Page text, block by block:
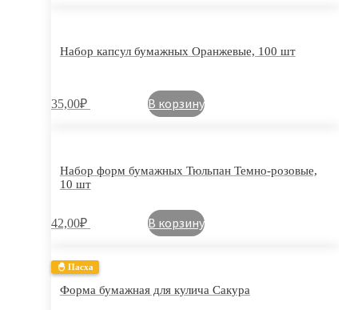
Набор капсул бумажных Оранжевые, 100 шт
35,00₽ В корзину
Набор форм бумажных Тюльпан Темно-розовые,
10 шт
42,00₽ В корзину
🐣 Пасха
Форма бумажная для кулича Сакура